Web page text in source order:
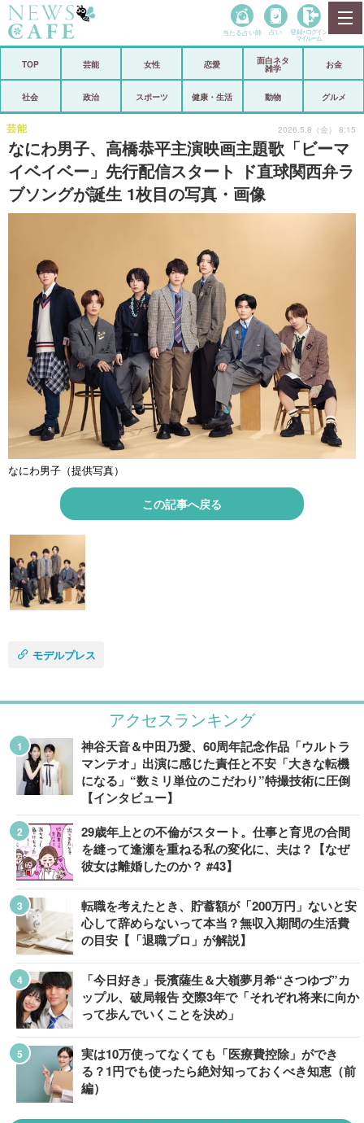
政治
芸能 スポーツ
恋愛 ビックリ
ショップ
登録・ログイン/マイルーム
当たる占い師 占い 登録• ログイン
マイルーム
TOP 芸能 女性 恋愛
面白ネタ
雑学
お金
社会 政治 スポーツ 健康・生活 動物 グルメ
なにわ男子、高橋恭平主演映画主題歌「ビーマ
イベイベー」先行配信スタート ド直球関西弁ラ
ブソングが誕生 1枚目の写真・画像
芸能 2026.5.8（金） 8:15
なにわ男子（提供写真）
この記事へ戻る
モデルプレス
アクセスランキング
神谷天音＆中田乃愛、60周年記念作品「ウルトラ
マンテオ」出演に感じた責任と不安「大きな転機
になる」“数ミリ単位のこだわり”特撮技術に圧倒
【インタビュー】
29歳年上との不倫がスタート。仕事と育児の合間
を縫って逢瀬を重ねる私の変化に、夫は？【なぜ
彼女は離婚したのか？ #43】
転職を考えたとき、貯蓄額が「200万円」ないと安
心して辞めらないって本当？無収入期間の生活費
の目安【「退職プロ」が解説】
「今日好き」長濱薩生＆大嶺夢月希“さつゆづ”カ
ップル、破局報告 交際3年で「それぞれ将来に向か
って歩んでいくことを決め」
実は10万使ってなくても「医療費控除」ができ
る？1円でも使ったら絶対知っておくべき知恵（前
編）